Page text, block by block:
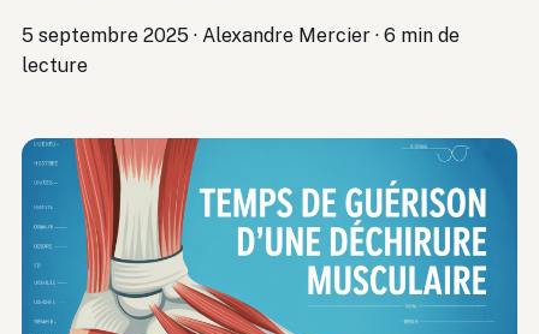
5 septembre 2025 · Alexandre Mercier · 6 min de
lecture